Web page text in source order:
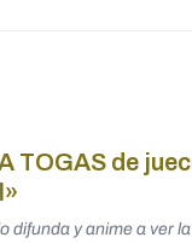
TOGAS de
difunda y anime a ver